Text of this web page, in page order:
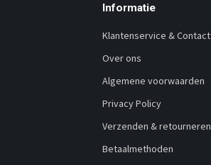
Informatie
Klantenservice & Contact
Over ons
Algemene voorwaarden
Privacy Policy
Verzenden & retourneren
Betaalmethoden